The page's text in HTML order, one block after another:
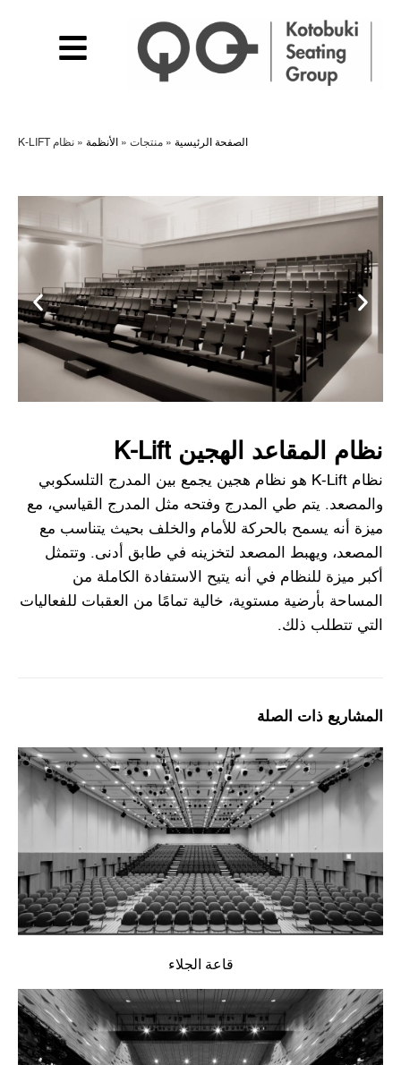
الصفحة الرئيسية » منتجات » الأنظمة » نظام K-LIFT
نظام المقاعد الهجين K-Lift
نظام K-Lift هو نظام هجين يجمع بين المدرج التلسكوبي
والمصعد. يتم طي المدرج وفتحه مثل المدرج القياسي، مع
ميزة أنه يسمح بالحركة للأمام والخلف بحيث يتناسب مع
المصعد، ويهبط المصعد لتخزينه في طابق أدنى. وتتمثل
أكبر ميزة للنظام في أنه يتيح الاستفادة الكاملة من
المساحة بأرضية مستوية، خالية تمامًا من العقبات للفعاليات
التي تتطلب ذلك.
المشاريع ذات الصلة
قاعة الجلاء